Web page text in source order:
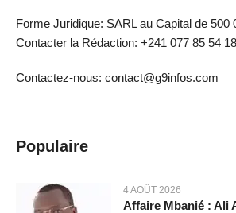
Forme Juridique: SARL au Capital de 500
Contacter la Rédaction: +241 077 85 54 18
Contactez-nous: contact@g9infos.com
Populaire
4 AOÛT 2026
Affaire Mbanié : Ali